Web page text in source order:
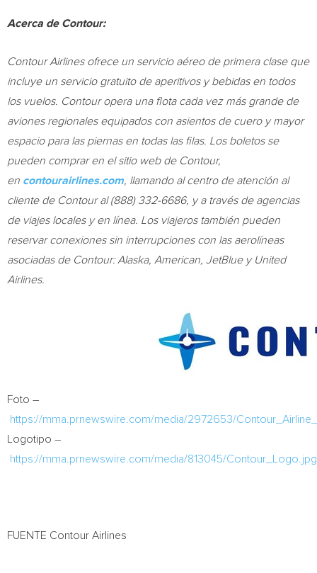
Acerca de Contour:
Contour Airlines ofrece un servicio aéreo de primera clase que
incluye un servicio gratuito de aperitivos y bebidas en todos
los vuelos. Contour opera una flota cada vez más grande de
aviones regionales equipados con asientos de cuero y mayor
espacio para las piernas en todas las filas. Los boletos se
pueden comprar en el sitio web de Contour,
en contourairlines.com , llamando al centro de atención al
cliente de Contour al (888) 332-6686, y a través de agencias
de viajes locales y en línea. Los viajeros también pueden
reservar conexiones sin interrupciones con las aerolíneas
asociadas de Contour: Alaska, American, JetBlue y United
Airlines.
Foto –
https://mma.prnewswire.com/media/2972653/
Logotipo –
https://mma.prnewswire.com/media/813045/Contour_Logo.jpg
FUENTE Contour Airlines